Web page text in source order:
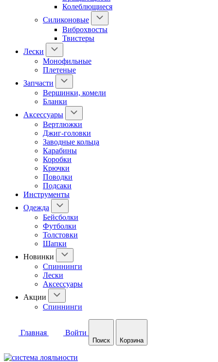
Колеблющиеся
Силиконовые
Виброхвосты
Твистеры
Лески
Монофильные
Плетеные
Запчасти
Вершинки, комели
Бланки
Аксессуары
Вертлюжки
Джиг-головки
Заводные кольца
Карабины
Коробки
Крючки
Поводки
Подсаки
Инструменты
Одежда
Бейсболки
Футболки
Толстовки
Шапки
Новинки
Спиннинги
Лески
Аксессуары
Акции
Спиннинги
Главная Войти
Поиск Корзина